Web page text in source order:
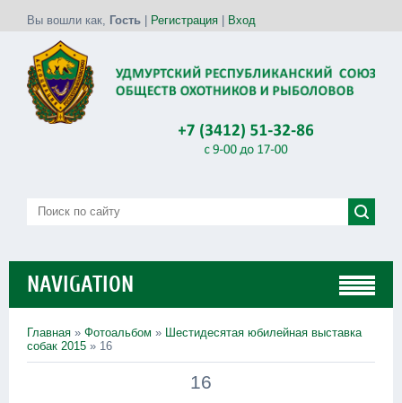
Вы вошли как, Гость Регистрация Вход
NAVIGATION
Главная » Фотоальбом » Шестидесятая юбилейная выставка
собак 2015 » 16
16